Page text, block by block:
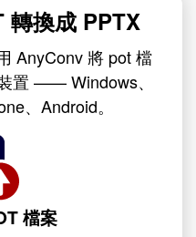
轉換成 PPTX
AnyConv 將 pot 檔
置 —— Windows、
、Android。
檔案